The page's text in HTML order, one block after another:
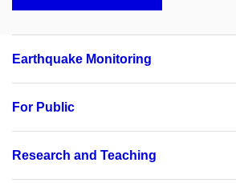
Earthquake Monitoring
For Public
Research and Teaching